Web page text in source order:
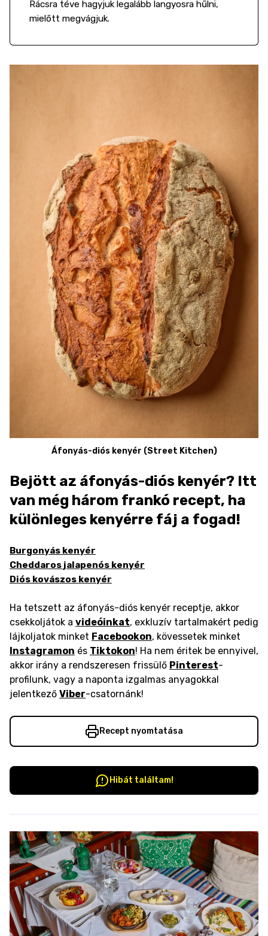
Rácsra téve hagyjuk legalább langyosra hűlni,
mielőtt megvágjuk.
Áfonyás-diós kenyér (Street Kitchen)
Bejött az áfonyás-diós kenyér? Itt
van még három frankó recept, ha
különleges kenyérre fáj a fogad!
Burgonyás kenyér
Cheddaros jalapenós kenyér
Diós kovászos kenyér
Ha tetszett az áfonyás-diós kenyér receptje, akkor
csekkoljátok a videóinkat, exkluzív tartalmakért pedig
lájkoljatok minket Facebookon, kövessetek minket
Instagramon és Tiktokon! Ha nem éritek be ennyivel,
akkor irány a rendszeresen frissülő Pinterest-
profilunk, vagy a naponta izgalmas anyagokkal
jelentkező Viber-csatornánk!
Recept nyomtatása
Hibát találtam!